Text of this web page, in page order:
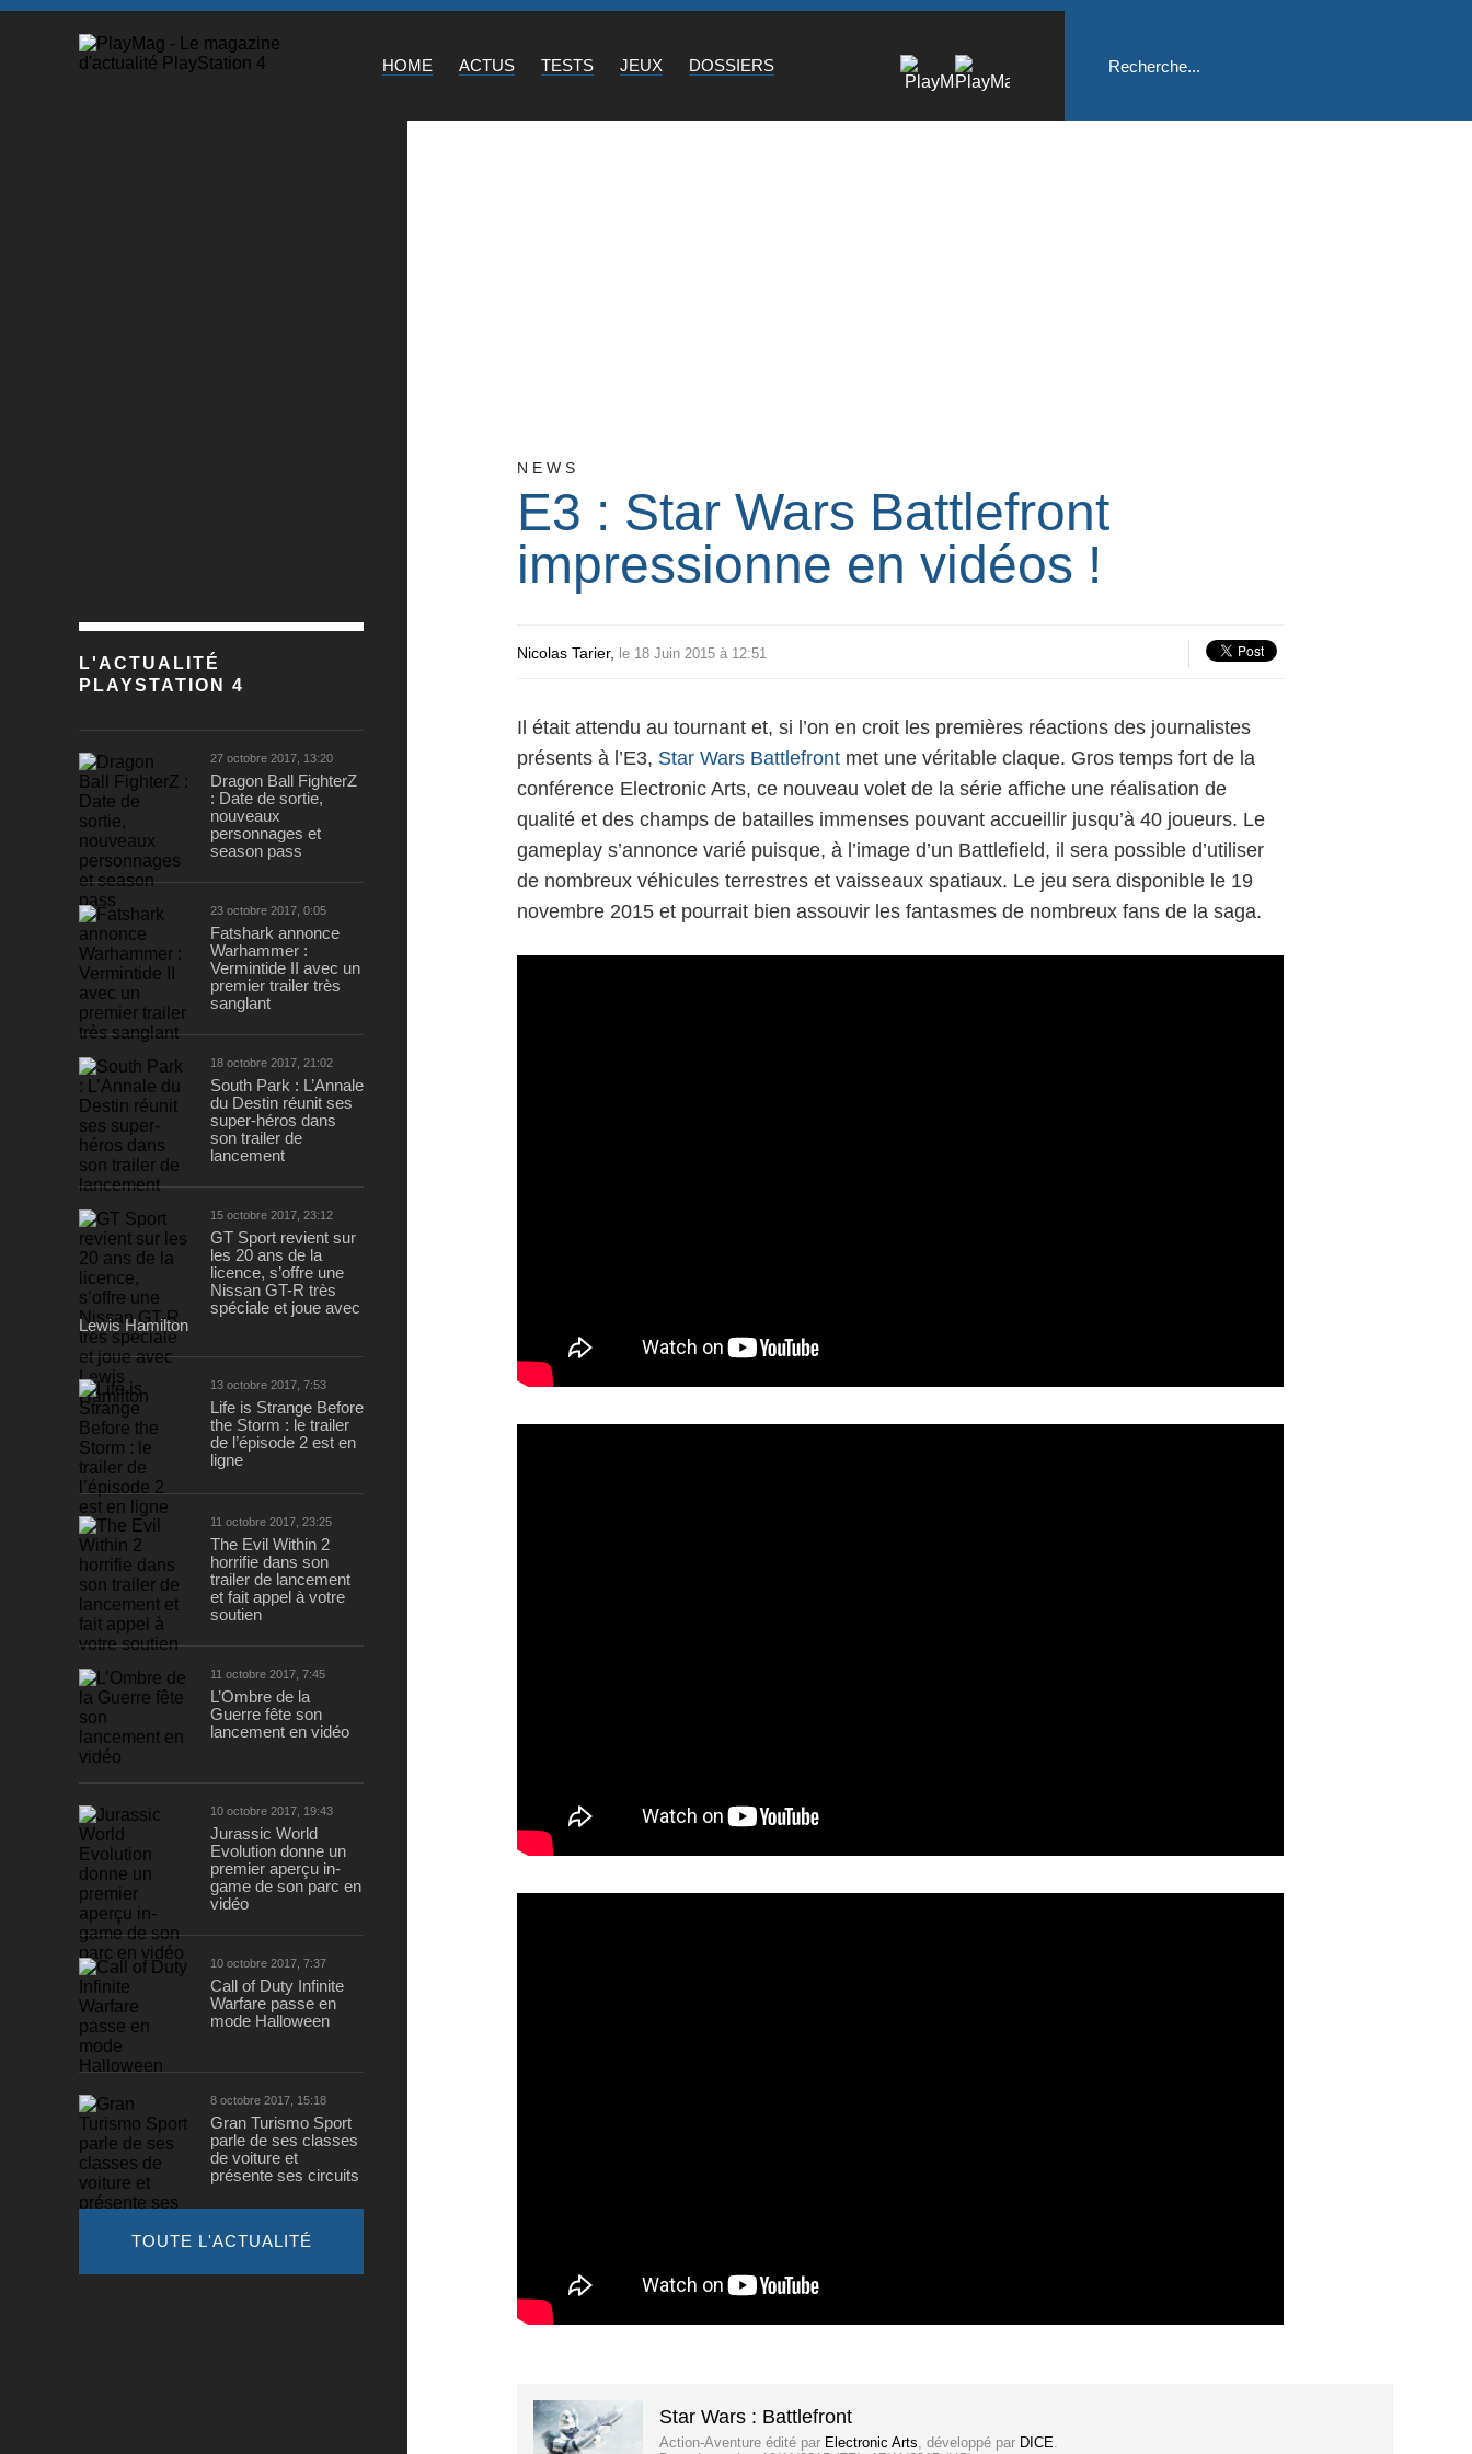
HOME ACTUS TESTS JEUX DOSSIERS
NEWS
E3 : Star Wars Battlefront
impressionne en vidéos !
Nicolas Tarier, le 18 Juin 2015 à 12:51
Il était attendu au tournant et, si l’on en croit les premières réactions des journalistes
présents à l’E3, Star Wars Battlefront met une véritable claque. Gros temps fort de la
conférence Electronic Arts, ce nouveau volet de la série affiche une réalisation de
qualité et des champs de batailles immenses pouvant accueillir jusqu’à 40 joueurs. Le
gameplay s’annonce varié puisque, à l’image d’un Battlefield, il sera possible d’utiliser
de nombreux véhicules terrestres et vaisseaux spatiaux. Le jeu sera disponible le 19
novembre 2015 et pourrait bien assouvir les fantasmes de nombreux fans de la saga.
Star Wars : Battlefront
Action-Aventure édité par Electronic Arts, développé par DICE.
L'ACTUALITÉ
PLAYSTATION 4
27 octobre 2017, 13:20
Dragon Ball FighterZ
: Date de sortie,
nouveaux
personnages et
season pass
23 octobre 2017, 0:05
Fatshark annonce
Warhammer :
Vermintide II avec un
premier trailer très
sanglant
18 octobre 2017, 21:02
South Park : L’Annale
du Destin réunit ses
super-héros dans
son trailer de
lancement
15 octobre 2017, 23:12
GT Sport revient sur
les 20 ans de la
licence, s’offre une
Nissan GT-R très
spéciale et joue avec
Lewis Hamilton
13 octobre 2017, 7:53
Life is Strange Before
the Storm : le trailer
de l’épisode 2 est en
ligne
11 octobre 2017, 23:25
The Evil Within 2
horrifie dans son
trailer de lancement
et fait appel à votre
soutien
11 octobre 2017, 7:45
L’Ombre de la
Guerre fête son
lancement en vidéo
10 octobre 2017, 19:43
Jurassic World
Evolution donne un
premier aperçu in-
game de son parc en
vidéo
10 octobre 2017, 7:37
Call of Duty Infinite
Warfare passe en
mode Halloween
8 octobre 2017, 15:18
Gran Turismo Sport
parle de ses classes
de voiture et
présente ses circuits
TOUTE L'ACTUALITÉ